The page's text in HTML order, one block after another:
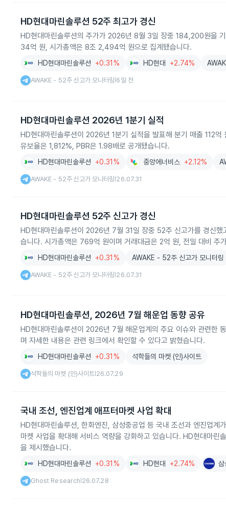
HD현대마린솔루션 52주 최고가 경신
HD현대마린솔루션의 주가가 2026년 8월 3일 장중 184,200원을
34억 원, 시가총액은 8조 2,494억 원으로 집계됐습니다.
HD현대마린솔루션 +0.31% HD현대 +2.74%
AWAKE - 52주 신고가 모니터링 6일 전
HD현대마린솔루션 2026년 1분기 실적
HD현대마린솔루션이 2026년 1분기 실적을 발표해 분기 매출 112
유보율은 1,812%, PBR은 1.98배로 공개됐습니다.
HD현대마린솔루션 +0.31% 중앙에너비스 +2.12%
AWAKE - 52주 신고가 모니터링 26.07.31
HD현대마린솔루션 52주 신고가 경신
HD현대마린솔루션이 2026년 7월 31일 장중 52주 신고가를 경신
습니다. 시가총액은 769억 원이며 거래대금은 2억 원, 전일 대비 주
HD현대마린솔루션 +0.31% AWAKE - 52주 신고가 모니터링
AWAKE - 52주 신고가 모니터링 26.07.31
HD현대마린솔루션, 2026년 7월 해운업 동향 공유
HD현대마린솔루션이 2026년 7월 해운업계의 주요 이슈와 관련한
며 자세한 내용은 관련 링크에서 확인할 수 있다고 밝혔습니다.
HD현대마린솔루션 +0.31% 석학들의 마켓 (인)사이트
석학들의 마켓 (인)사이트 26.07.29
국내 조선, 엔진업계 애프터마켓 사업 확대
HD현대마린솔루션, 한화엔진, 삼성중공업 등 국내 조선과 엔진업계
마켓 사업을 확대해 서비스 역량을 강화하고 있습니다. HD현대마
을 제시했습니다.
HD현대마린솔루션 +0.31% HD현대 +2.74% 삼
Ghost Research 26.07.28